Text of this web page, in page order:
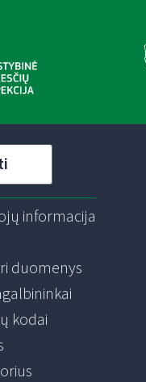
informacija
duomenys
kodai